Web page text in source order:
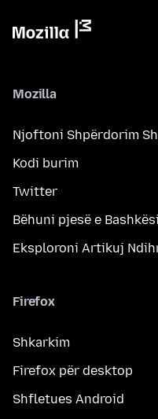
Mozilla
Njoftoni Shpërdorim
Kodi burim
Twitter
Bëhuni pjesë e
Eksploroni Artikuj
Firefox
Shkarkim
Firefox për desktop
Shfletues Android